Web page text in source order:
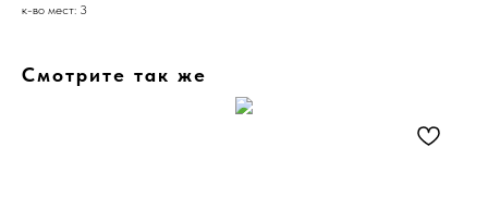
к-во мест: 3
Смотрите так же